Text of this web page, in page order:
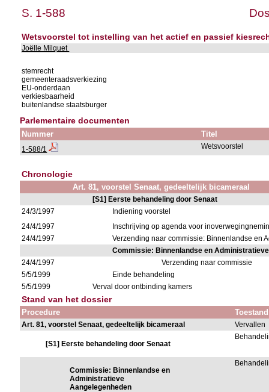
S. 1-588
Wetsvoorstel tot instelling van het actief en passief
Joëlle Milquet
stemrecht
gemeenteraadsverkiezing
EU-onderdaan
verkiesbaarheid
buitenlandse staatsburger
Parlementaire documenten
Nummer Titel
1-588/1 Wetsvoorstel
Chronologie
Art. 81, voorstel Senaat, gedeeltelijk bicameraal
[S1] Eerste behandeling door Senaat
24/3/1997
Indiening voorstel
24/4/1997
Inschrijving op agenda voor
24/4/1997
Verzending naar commissie: Binnenlandse en
Commissie: Binnenlandse en
24/4/1997
Verzending naar commissie
5/5/1999
Einde behandeling
5/5/1999
Verval door ontbinding kamers
Stand van het dossier
Procedure Toestand
Art. 81, voorstel Senaat, gedeeltelijk bicameraal Vervallen
[S1] Eerste behandeling door Senaat
Commissie: Binnenlandse en
Administratieve
Aangelegenheden